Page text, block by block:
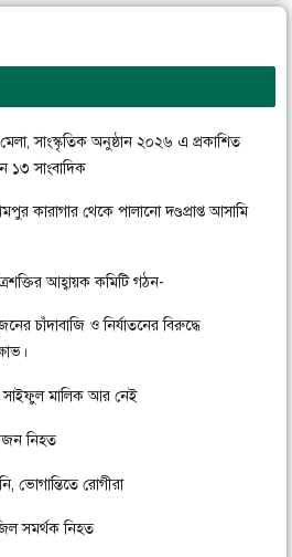
মেলা, সাংস্কৃতিক অনুষ্ঠান ২০২৬ এ প্রকাশিত
১৩ সাংবাদিক
কারাগার থেকে পালানো দণ্ডপ্রাপ্ত আসামি
আহ্বায়ক কমিটি গঠন-
চাঁদাবাজি ও নির্যাতনের বিরুদ্ধে
সাইফুল মালিক আর নেই
নিহত
ভোগান্তিতে রোগীরা
সমর্থক নিহত